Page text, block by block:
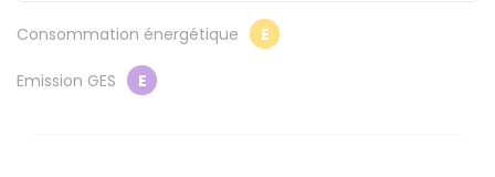
Consommation énergétique E
Emission GES E